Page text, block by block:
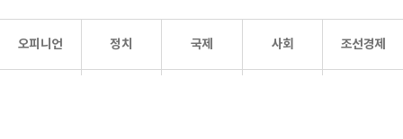
오피니언 정치 국제 사회 조선경제